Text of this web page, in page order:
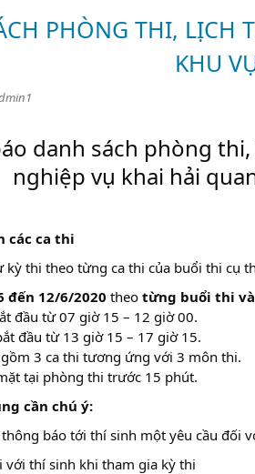
PHÒNG THI, LỊCH
KHU
danh sách phòng
nghiệp vụ khai hải
các ca thi
kỳ thi theo từng ca thi của buổi thi cụ
đến 12/6/2020 theo từng buổi thi
đầu từ 07 giờ 15 – 12 giờ 00.
đầu từ 13 giờ 15 – 17 giờ 15.
3 ca thi tương ứng với 3 môn thi.
tại phòng thi trước 15 phút.
cần chú ý:
báo tới thí sinh một yêu cầu đối
với thí sinh khi tham gia kỳ thi